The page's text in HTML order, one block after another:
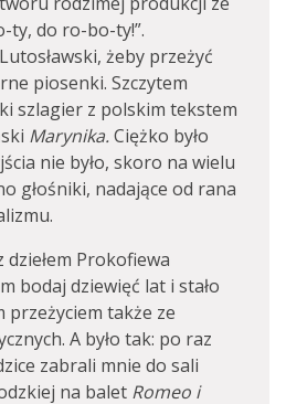
ty, do ro-bo-ty!”.
żeby przeżyć
piosenki. Szczytem
szlagier z polskim tekstem
Marynika.Ciężko było
nie było, skoro na wielu
głośniki, nadające od rana
Prokofiewa
bodaj dziewięć lat i stało
przeżyciem także ze
A było tak: po raz
zabrali mnie do sali
na balet Romeo i